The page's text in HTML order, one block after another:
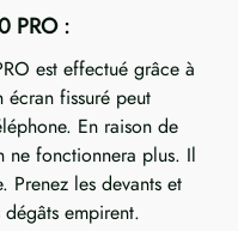
PRO :
est effectué grâce à
écran fissuré peut
En raison de
ne fonctionnera plus. Il
Prenez les devants et
empirent.